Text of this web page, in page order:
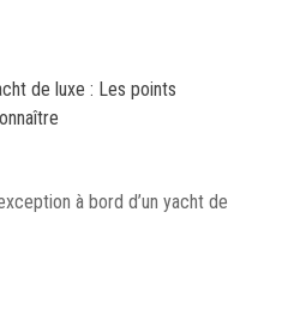
de luxe : Les points
à bord d’un yacht de